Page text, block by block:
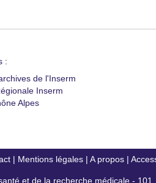
:
de l'Inserm
Inserm
Alpes
| Mentions légales| A propos|
et de la recherche médicale -